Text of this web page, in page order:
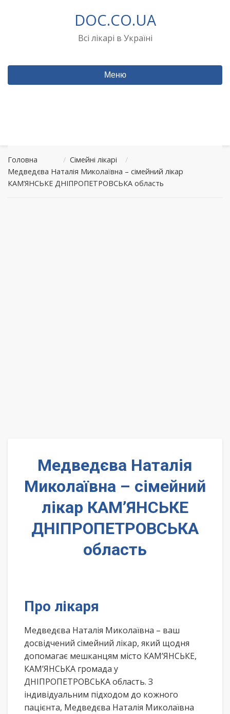
DOC.CO.UA
Всі лікарі в Україні
Меню
Головна / Сімейні лікарі
/
Медведєва Наталія Миколаївна – сімейний лікар
КАМ’ЯНСЬКЕ ДНІПРОПЕТРОВСЬКА область
Медведєва Наталія
Миколаївна – сімейний
лікар КАМ’ЯНСЬКЕ
ДНІПРОПЕТРОВСЬКА
область
Про лікаря
Медведєва Наталія Миколаївна – ваш
досвідчений сімейний лікар, який щодня
допомагає мешканцям місто КАМ’ЯНСЬКЕ,
КАМ’ЯНСЬКА громада у
ДНІПРОПЕТРОВСЬКА область. З
індивідуальним підходом до кожного
пацієнта, Медведєва Наталія Миколаївна